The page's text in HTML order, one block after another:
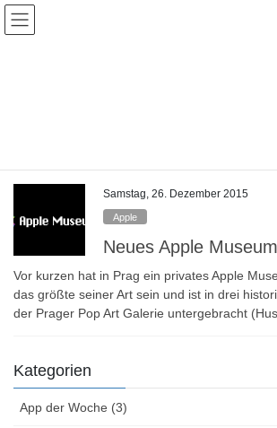
Skip
Skip
Samstag, 26. Dezember 2015
Apple
Neues Apple
Vor kurzen hat in Prag ein privates Apple
das größte seiner Art sein und ist in drei
der Prager Pop Art Galerie untergebracht
Kategorien
App der Woche (3)